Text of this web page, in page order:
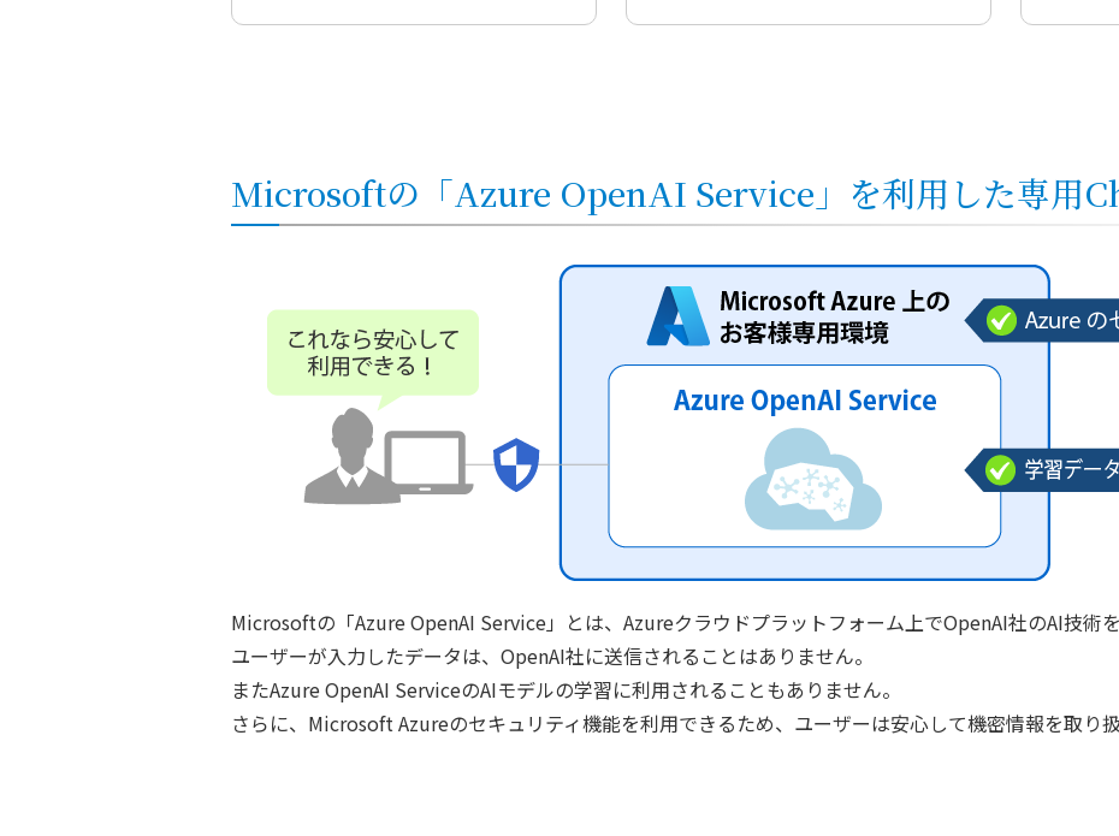
Microsoftの「Azure OpenAI Service」を利用した専用
Microsoftの「Azure OpenAI Service」とは、Azureクラウドプラットフォーム上でOpenAI社のAI技術
ユーザーが入力したデータは、OpenAI社に送信されることはありません。
またAzure OpenAI ServiceのAIモデルの学習に利用されることもありません。
さらに、Microsoft Azureのセキュリティ機能を利用できるため、ユーザーは安心して機密情報を取り扱